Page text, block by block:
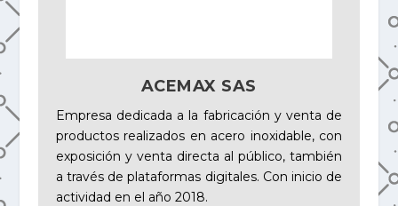
ACEMAX SAS
Empresa dedicada a la fabricación y venta de
productos realizados en acero inoxidable, con
exposición y venta directa al público, también
a través de plataformas digitales. Con inicio de
actividad en el año 2018.